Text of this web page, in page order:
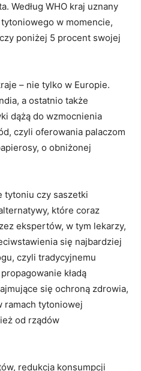
Według WHO kraj uznany
w momencie,
poniżej 5 procent swojej
– nie tylko w Europie.
a ostatnio także
dążą do wzmocnienia
czyli oferowania palaczom
o obniżonej
tytoniu czy saszetki
które coraz
ekspertów, w tym lekarzy,
się najbardziej
czyli tradycyjnemu
kładą
się ochroną zdrowia,
ramach tytoniowej
od rządów
redukcja konsumpcji